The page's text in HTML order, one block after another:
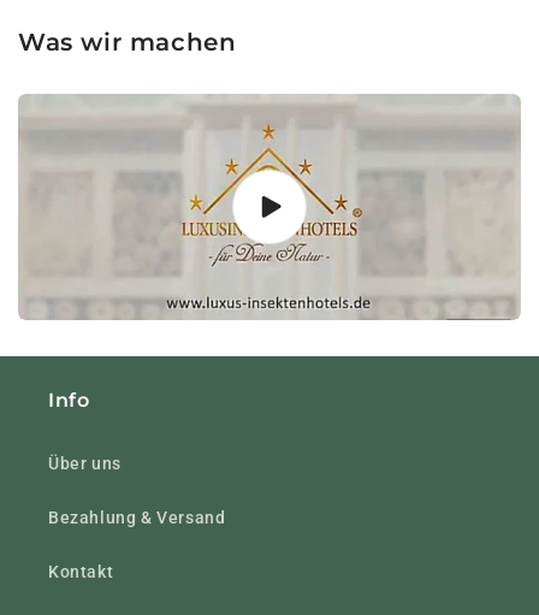
Was wir machen
Info
Über uns
Bezahlung & Versand
Kontakt